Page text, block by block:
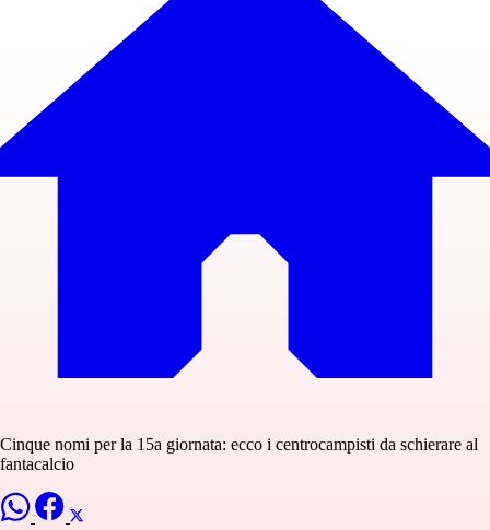
Cinque nomi per la 15a giornata: ecco i centrocampisti da schierare al
fantacalcio